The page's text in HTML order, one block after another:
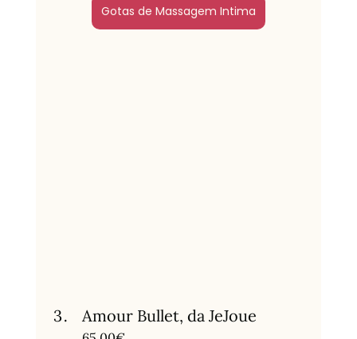
Gotas de Massagem Intima
Amour Bullet, da JeJoue